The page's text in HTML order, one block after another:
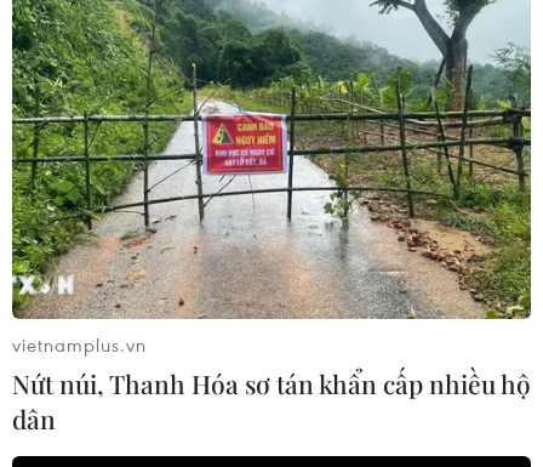
vietnamplus.vn
Nứt núi, Thanh Hóa sơ tán khẩn cấp nhiều hộ
dân